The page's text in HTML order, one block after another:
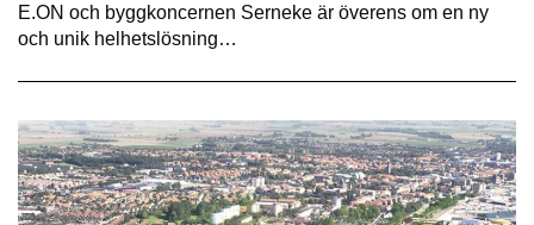
E.ON och byggkoncernen Serneke är överens om en ny
och unik helhetslösning…